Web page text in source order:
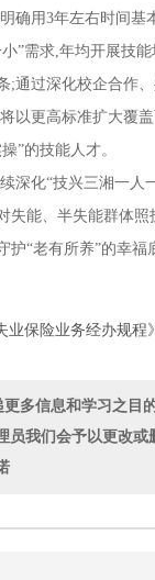
用3年左右时间基
”需求,年均开展技
通过深化校企合作
以更高标准扩大覆
”的技能人才。
化“技兴三湘一人
能、半失能群体
护“老有所养”的幸
业保险业务经办规程
多信息和学习之目
员我们会予以更改或